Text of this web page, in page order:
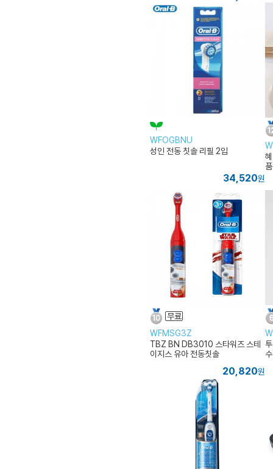
WFOGBNU
성인 전동 칫솔 리필 2입
34,520원
WFMSG3Z
TBZ BN DB3010 스타워즈 스테
이지스 유아 전동칫솔
20,820원